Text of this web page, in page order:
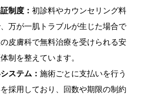
制度： 初診料やカウンセリング料
万が一肌トラブルが生じた場合で
皮膚科で無料治療を受けられる安
制を整えています。
ステム： 施術ごとに支払いを行う
採用しており、回数や期限の制約